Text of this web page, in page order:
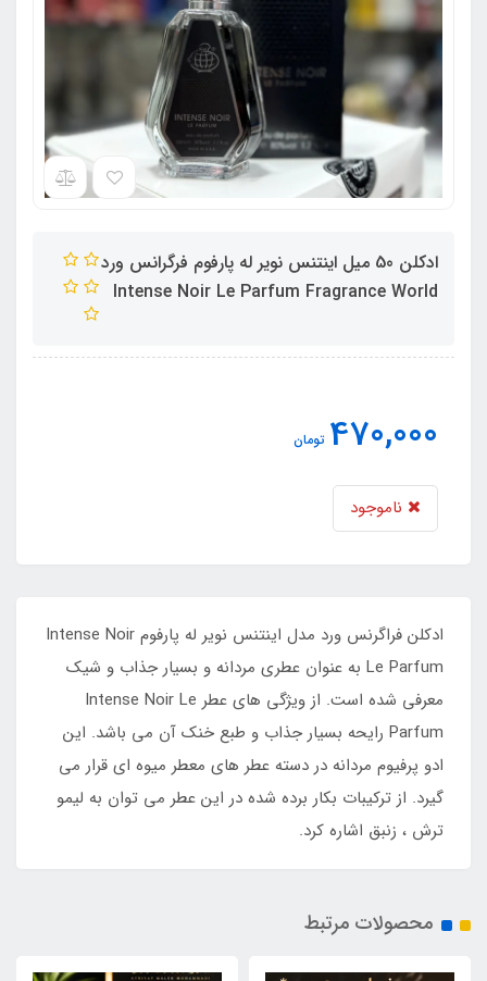
ادکلن 50 میل اینتنس نویر له پارفوم فرگرانس ورد
Intense Noir Le Parfum Fragrance World
470,000 تومان
ناموجود
ادکلن فراگرنس ورد مدل اینتنس نویر له پارفوم Intense Noir
Le Parfum به عنوان عطری مردانه و بسیار جذاب و شیک
معرفی شده است. از ویژگی های عطر Intense Noir Le
Parfum رایحه بسیار جذاب و طبع خنک آن می باشد. این
ادو پرفیوم مردانه در دسته عطر های معطر میوه ای قرار می
گیرد. از ترکیبات بکار برده شده در این عطر می توان به لیمو
ترش ، زنبق اشاره کرد.
محصولات مرتبط